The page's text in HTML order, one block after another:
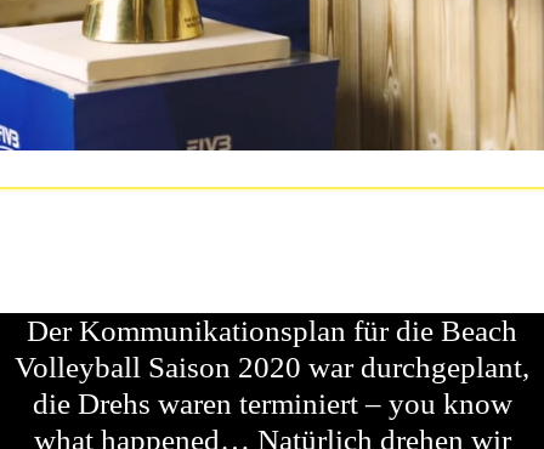
Der Kommunikationsplan für die Beach
Volleyball Saison 2020 war durchgeplant,
die Drehs waren terminiert – you know
what happened… Natürlich drehen wir